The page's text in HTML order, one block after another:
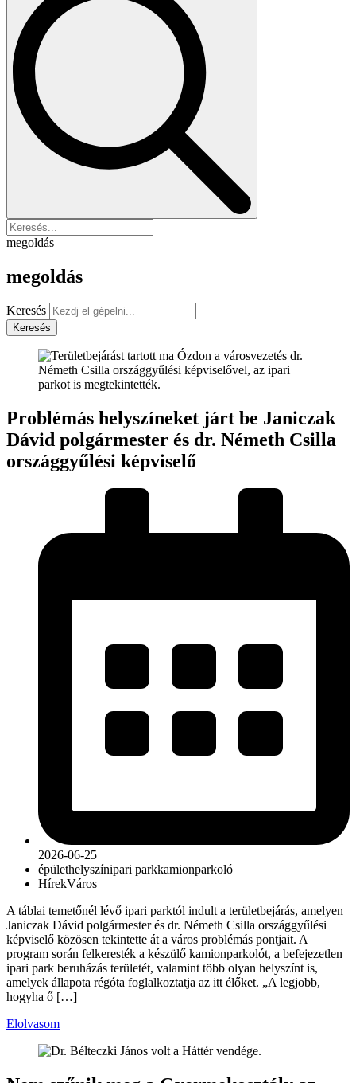
megoldás
megoldás
Keresés
Keresés
Problémás helyszíneket járt be Janiczak
Dávid polgármester és dr. Németh Csilla
országgyűlési képviselő
2026-06-25
épülethelyszínipari parkkamionparkoló
HírekVáros
A táblai temetőnél lévő ipari parktól indult a területbejárás, amelyen
Janiczak Dávid polgármester és dr. Németh Csilla országgyűlési
képviselő közösen tekintette át a város problémás pontjait. A
program során felkeresték a készülő kamionparkolót, a befejezetlen
ipari park beruházás területét, valamint több olyan helyszínt is,
amelyek állapota régóta foglalkoztatja az itt élőket. „A legjobb,
hogyha ő […]
Elolvasom